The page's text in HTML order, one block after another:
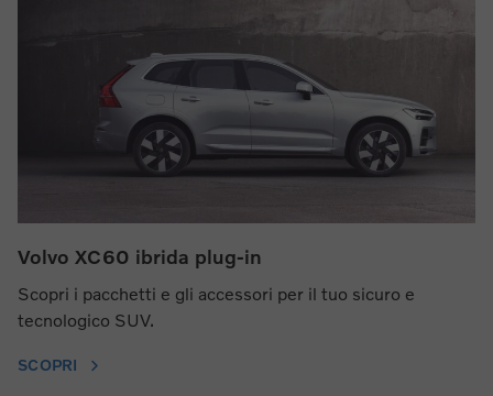
Volvo XC60 ibrida plug-in
Scopri i pacchetti e gli accessori per il tuo sicuro e
tecnologico SUV.
SCOPRI